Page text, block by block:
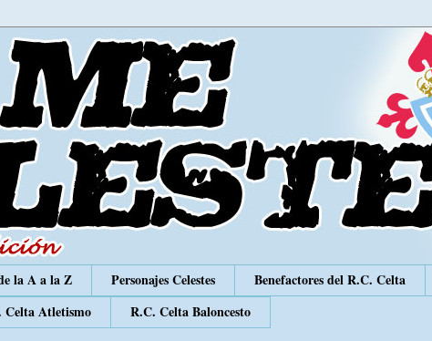
la A a la Z Personajes Celestes Benefactores del R.C. Celta
Celta Atletismo R.C. Celta Baloncesto